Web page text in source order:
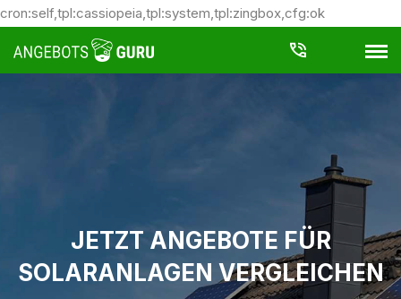
cron:self,tpl:cassiopeia,tpl:system,tpl:zingbox,cfg:ok
JETZT ANGEBOTE FÜR
SOLARANLAGEN VERGLEICHEN